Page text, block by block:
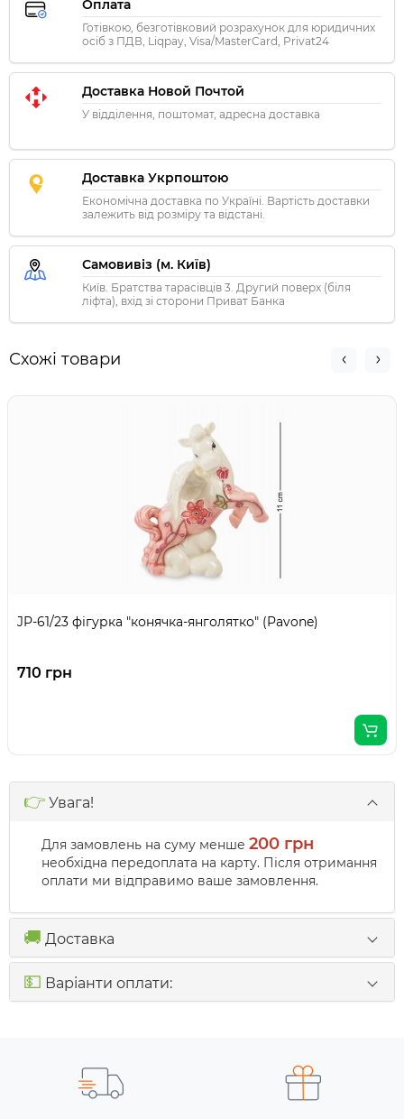
Оплата
Готівкою, безготівковий розрахунок для юридичних
осіб з ПДВ, Liqpay, Visa/MasterCard, Privat24
Доставка Новой Почтой
У відділення, поштомат, адресна доставка
Доставка Укрпоштою
Економічна доставка по Україні. Вартість доставки
залежить від розміру та відстані.
Самовивіз (м. Київ)
Київ. Братства тарасівців 3. Другий поверх (біля
ліфта), вхід зі сторони Приват Банка
Схожі товари
JP-61/23 фігурка "конячка-янголятко" (Pavone)
710 грн
👉 Увага!
Для замовлень на суму менше 200 грн
необхідна передоплата на карту. Після отримання
оплати ми відправимо ваше замовлення.
🚚 Доставка
💵 Варіанти оплати: